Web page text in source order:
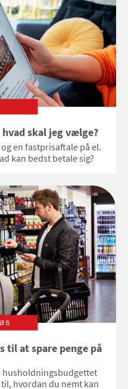
skal jeg vælge?
en fastprisaftale på el.
kan bedst betale sig?
til at spare penge på
husholdningsbudgettet
hvordan du nemt kan